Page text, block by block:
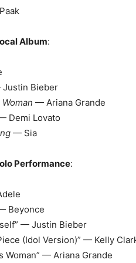
Album:
Bieber
— Ariana Grande
Demi Lovato
— Sia
Performance:
Beyonce
— Justin Bieber
(Idol Version)” — Kelly
Woman” — Ariana Grande